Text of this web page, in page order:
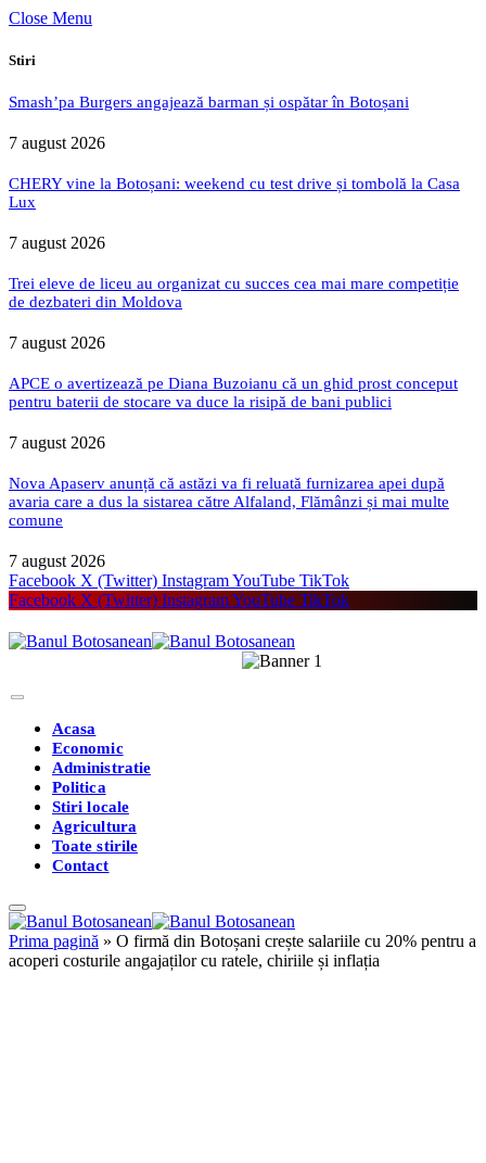
Close Menu
Stiri
Smash’pa Burgers angajează barman și ospătar în Botoșani
7 august 2026
CHERY vine la Botoșani: weekend cu test drive și tombolă la Casa
Lux
7 august 2026
Trei eleve de liceu au organizat cu succes cea mai mare competiție
de dezbateri din Moldova
7 august 2026
APCE o avertizează pe Diana Buzoianu că un ghid prost conceput
pentru baterii de stocare va duce la risipă de bani publici
7 august 2026
Nova Apaserv anunță că astăzi va fi reluată furnizarea apei după
avaria care a dus la sistarea către Alfaland, Flămânzi și mai multe
comune
7 august 2026
Facebook X (Twitter) InstagramYouTube TikTok
Facebook X (Twitter) InstagramYouTube TikTok
Acasa
Economic
Administratie
Politica
Stiri locale
Agricultura
Toate stirile
Contact
Prima pagină » O firmă din Botoșani crește salariile cu 20% pentru a
acoperi costurile angajaților cu ratele, chiriile și inflația